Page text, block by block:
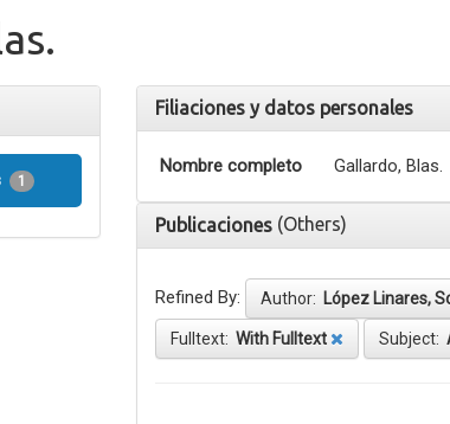
1
Filiaciones y datos personales
Nombre completo Gallardo, Blas.
Publicaciones (Others)
Refined By: Author: López Linares,
Fulltext: With Fulltext Subject: